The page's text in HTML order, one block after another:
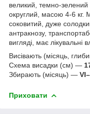
великий, темно-зелений
округлий, масою 4-6 кг.
соковитий, дуже
антракнозу,
вигляді, має лікувальні
Висівають (місяць,
Схема висадки (см) —
Збирають (місяць) —
Приховати